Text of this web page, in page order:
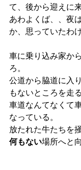
て、後から迎えに
あわよくば、、夜
か、思っていたわ
車に乗り込み家か
ろ。
公道から脇道に入
もないところを走る
車道なんてなくて
なっている。
放たれた牛たちを
何もない場所へと